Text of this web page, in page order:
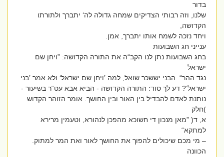
בדור
שלנו, וזה רבותי הצדיקים שמחה גדולה לה‘ יתברך ולתורתו
הקדושה,
ויחד נזכה לשמח אותו יתברך, אמן.
ענייני חג השבועות
בחג השבועות נתן לנו הקב“ה את התורה הקדושה: ”ויחן שם
ישראל
נגד ההר“. הבני יששכר שואל, למה ’ויחן שם ישראל‘ ולא אמר ’בני
ישראל‘? דע לך סוד: התורה הקדושה - הביא אבא עט“ר בשיעור -
נותנת לאדם להבדיל בין האור ובין החושך. אומר הזוהר הקדוש
)חלק
א, ד( ”מאן מנכון די חשוכא מהפכן לנהורא, וטעמין מרירא
למתקא“
– מי מכם שיכולים להפוך את החושך לאור ואת המר למתוק.
הכוונה